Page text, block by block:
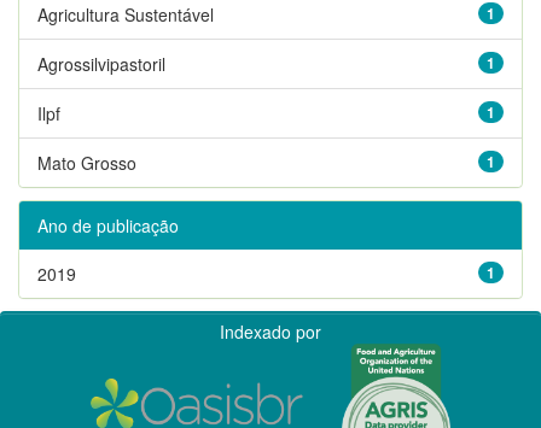
1
Agricultura Sustentável
1
Agrossilvipastoril
1
Ilpf
1
Mato Grosso
Ano de publicação
1
2019
Indexado por